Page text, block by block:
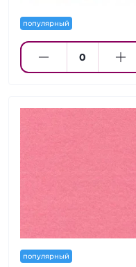
популярный
популярный